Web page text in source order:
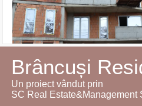
Brâncuși
Un proiect vândut prin
SC Real Estate&Management